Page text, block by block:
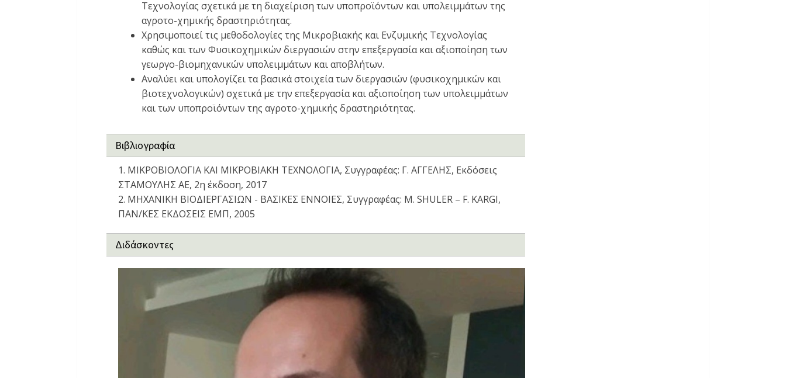
Τεχνολογίας σχετικά με τη διαχείριση των υποπροϊόντων και υπολειμμάτων της
αγροτο-χημικής δραστηριότητας.
Χρησιμοποιεί τις μεθοδολογίες της Μικροβιακής και Ενζυμικής Τεχνολογίας
καθώς και των Φυσικοχημικών διεργασιών στην επεξεργασία και αξιοποίηση των
γεωργο-βιομηχανικών υπολειμμάτων και αποβλήτων.
Αναλύει και υπολογίζει τα βασικά στοιχεία των διεργασιών (φυσικοχημικών και
βιοτεχνολογικών) σχετικά με την επεξεργασία και αξιοποίηση των υπολειμμάτων
και των υποπροϊόντων της αγροτο-χημικής δραστηριότητας.
Βιβλιογραφία
1. ΜΙΚΡΟΒΙΟΛΟΓΙΑ ΚΑΙ ΜΙΚΡΟΒΙΑΚΗ ΤΕΧΝΟΛΟΓΙΑ, Συγγραφέας: Γ. ΑΓΓΕΛΗΣ, Εκδόσεις
ΣΤΑΜΟΥΛΗΣ ΑΕ, 2η έκδοση, 2017
2. ΜΗΧΑΝΙΚΗ ΒΙΟΔΙΕΡΓΑΣΙΩΝ - ΒΑΣΙΚΕΣ ΕΝΝΟΙΕΣ, Συγγραφέας: M. SHULER – F. KARGI,
ΠΑΝ/ΚΕΣ ΕΚΔΟΣΕΙΣ ΕΜΠ, 2005
Διδάσκοντες